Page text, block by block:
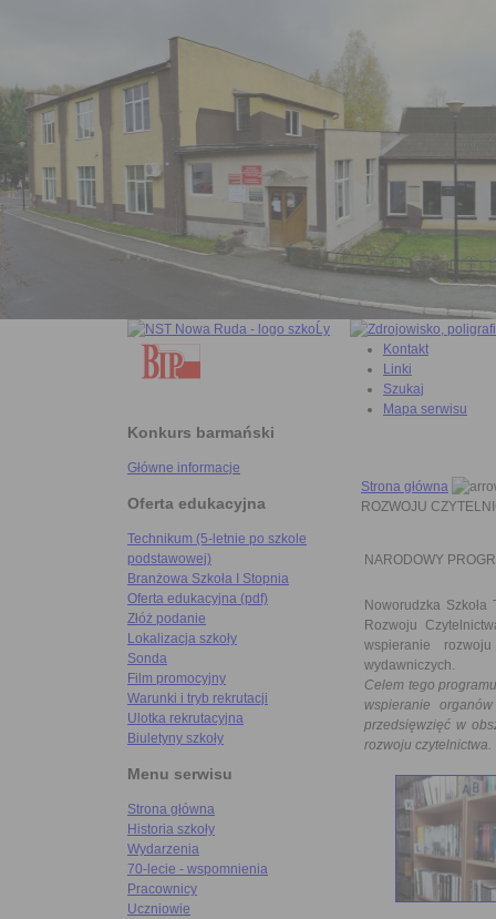
Konkurs barmański
Główne informacje
Oferta edukacyjna
Technikum (5-letnie po szkole
podstawowej)
Branżowa Szkoła I Stopnia
Oferta edukacyjna (pdf)
Złóż podanie
Lokalizacja szkoły
Sonda
Film promocyjny
Warunki i tryb rekrutacji
Ulotka rekrutacyjna
Biuletyny szkoły
Menu serwisu
Strona główna
Historia szkoły
Wydarzenia
70-lecie - wspomnienia
Pracownicy
Uczniowie
Kontakt
Linki
Szukaj
Mapa serwisu
Strona główna
ROZWOJU
NARODOWY
Noworudzka
Rozwoju
wspieranie
wydawniczych.
Celem tego
wspieranie
przedsięwzięć w
rozwoju czytelnictwa.